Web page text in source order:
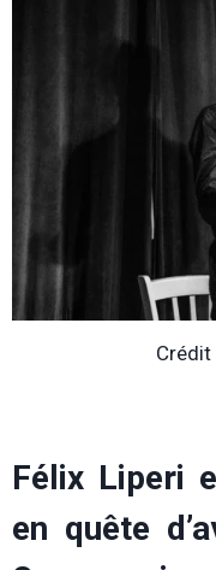
Crédit
Félix Liperi
en quête